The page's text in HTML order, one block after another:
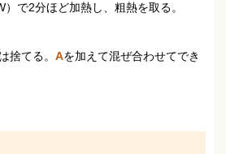
で2分ほど加熱し、粗熱を取る。
捨てる。 Aを加えて混ぜ合わせてでき